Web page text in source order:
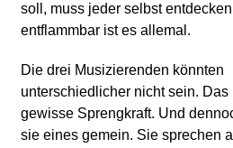
soll, muss jeder selbst
entflammbar ist es allemal.
Die drei Musizierenden könnten
unterschiedlicher nicht sein. Das
gewisse Sprengkraft. Und
sie eines gemein. Sie sprechen